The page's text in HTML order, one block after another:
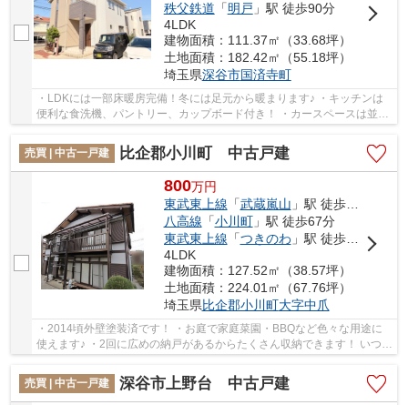
秩父鉄道 「明戸 」駅 徒歩90分
4LDK
建物面積：111.37㎡（33.68坪）
土地面積：182.42㎡（55.18坪）
埼玉県深谷市国済寺町
・LDKには一部床暖房完備！冬には足元から暖まります♪ ・キッチンは
便利な食洗機、パントリー、カップボード付き！ ・カースペースは並列
売買 | 中古一戸建
比企郡小川町 中古戸建
800万円
東武東上線 「武蔵嵐山 」駅 徒歩39分
八高線 「小川町」駅 徒歩67分
東武東上線 「つきのわ 」駅 徒歩64分
4LDK
建物面積：127.52㎡（38.57坪）
土地面積：224.01㎡（67.76坪）
埼玉県比企郡小川町大字中爪
・2014頃外壁塗装済です！ ・お庭で家庭菜園・BBQなど色々な用途に
使えます♪ ・2回に広めの納戸があるからたくさん収納できます！ いつで
売買 | 中古一戸建
深谷市上野台 中古戸建